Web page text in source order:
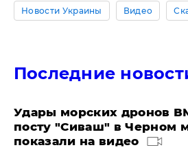
Новости Украины Видео
Последние
Удары морских дронов
посту "Сиваш" в Черном
показали на видео